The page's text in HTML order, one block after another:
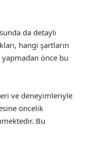
da detaylı
hangi şartların
yapmadan önce bu
ve deneyimleriyle
öncelik
Bu